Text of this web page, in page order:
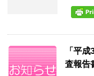
「平
査報告